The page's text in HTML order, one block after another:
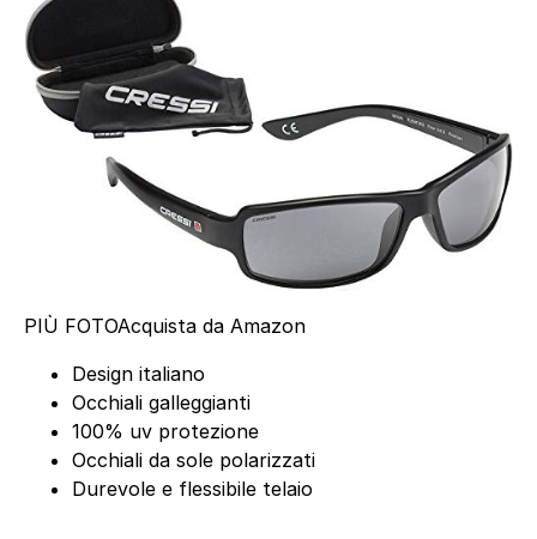
PIÙ FOTOAcquista da Amazon
Design italiano
Occhiali galleggianti
100% uv protezione
Occhiali da sole polarizzati
Durevole e flessibile telaio